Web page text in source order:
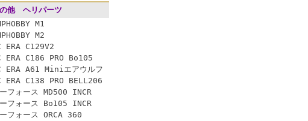
他 ヘリパーツ
M1
M2
ERA C129V2
ERA C186 PRO Bo105
ERA A61 Miniエアウルフ
ERA C138 PRO BELL206
フォース MD500 INCR
フォース Bo105 INCR
フォース ORCA 360